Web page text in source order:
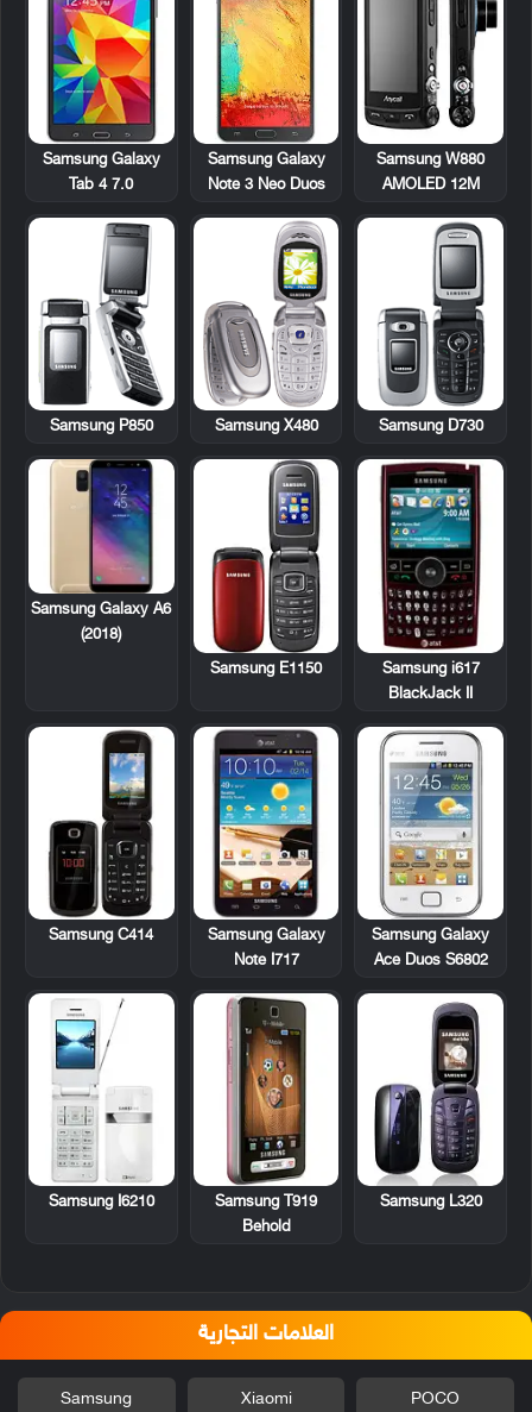
Samsung W880
AMOLED 12M
Samsung Galaxy
Note 3 Neo Duos
Samsung Galaxy
Tab 4 7.0
Samsung D730
Samsung X480
Samsung P850
Samsung i617
BlackJack II
Samsung E1150
Samsung Galaxy A6
(2018)
Samsung Galaxy
Ace Duos S6802
Samsung Galaxy
Note I717
Samsung C414
Samsung L320
Samsung T919
Behold
Samsung I6210
العلامات التجارية
POCO
Xiaomi
Samsung